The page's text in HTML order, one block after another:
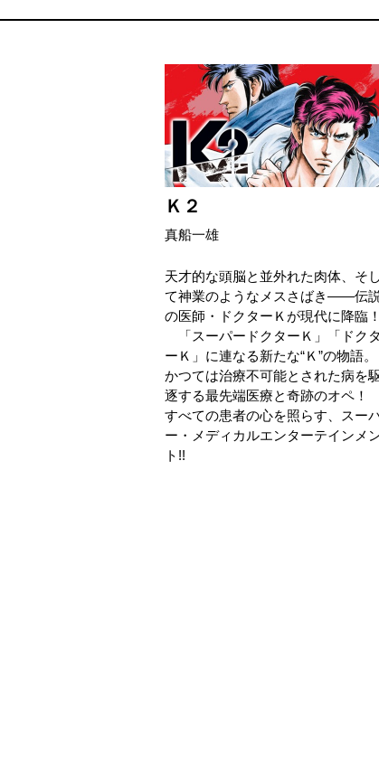
Ｋ２
真船一雄
天才的な頭脳と並外れた肉体、そし
て神業のようなメスさばき――伝説
の医師・ドクターＫが現代に降臨！
「スーパードクターＫ」「ドクタ
ーＫ」に連なる新たな“Ｋ”の物語。
かつては治療不可能とされた病を
逐する最先端医療と奇跡のオペ！
すべての患者の心を照らす、スー
ー・メディカルエンターテインメ
ト!!